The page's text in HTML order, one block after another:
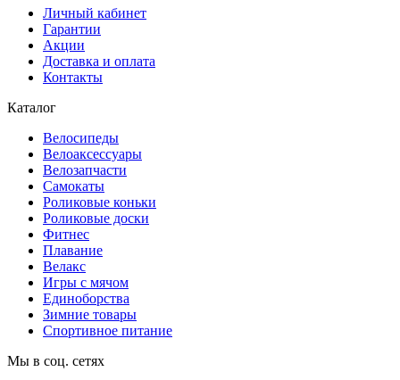
Личный кабинет
Гарантии
Акции
Доставка и оплата
Контакты
Каталог
Велосипеды
Велоаксессуары
Велозапчасти
Самокаты
Роликовые коньки
Роликовые доски
Фитнес
Плавание
Велакс
Игры с мячом
Единоборства
Зимние товары
Спортивное питание
Мы в соц. сетях